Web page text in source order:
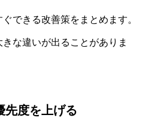
できる改善策をまとめます。
な違いが出ることがありま
先度を上げる